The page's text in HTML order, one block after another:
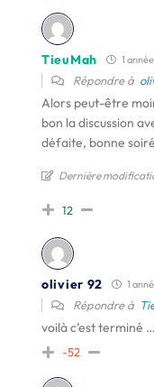
TieuMah 1
Répondre à
Alors peut-être
bon la discussion
défaite, bonne
Dernière
12
olivier 92 1
Répondre à
voilà c’est terminé
-52